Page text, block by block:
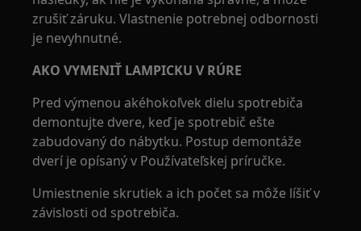
zrušiť záruku. Vlastnenie potrebnej odbornosti
je nevyhnutné.
AKO VYMENIŤ LAMPICKU V RÚRE
Pred výmenou akéhokoľvek dielu spotrebiča
demontujte dvere, keď je spotrebič ešte
zabudovaný do nábytku. Postup demontáže
dverí je opísaný v Používateľskej príručke.
Umiestnenie skrutiek a ich počet sa môže líšiť v
závislosti od spotrebiča.